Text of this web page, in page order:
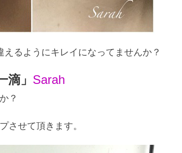
るようにキレイになってませんか？
滴」 Sarah
？
させて頂きます。